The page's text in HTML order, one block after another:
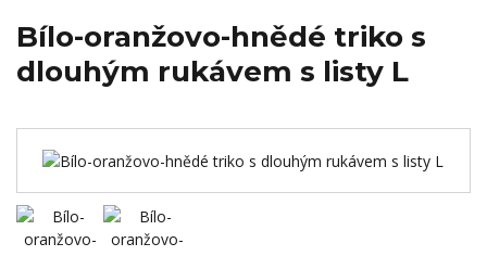
Bílo-oranžovo-hnědé triko s
dlouhým rukávem s listy L